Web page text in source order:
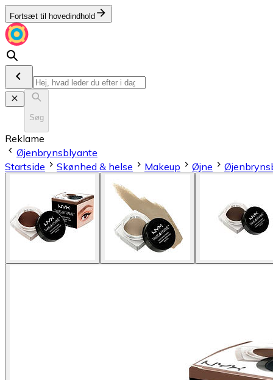
Fortsæt til hovedindhold
Søg
Reklame
Øjenbrynsblyante
Startside
Skønhed & helse Makeup Øjne